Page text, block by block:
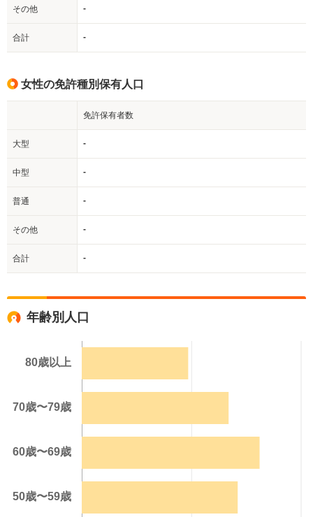
その他 -
合計 -
女性の免許種別保有人口
免許保有者数
大型 -
中型 -
普通 -
その他 -
合計 -
年齢別人口